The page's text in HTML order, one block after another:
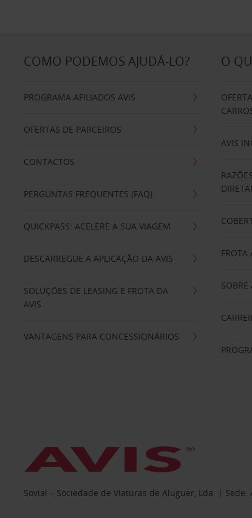
COMO PODEMOS AJUDÁ-LO?
PROGRAMA AFILIADOS AVIS
OFERTAS DE PARCEIROS
CONTACTOS
PERGUNTAS FREQUENTES (FAQ)
QUICKPASS: ACELERE A SUA VIAGEM
DESCARREGUE A APLICAÇÃO DA AVIS
SOLUÇÕES DE LEASING E FROTA DA
AVIS
VANTAGENS PARA CONCESSIONÁRIOS
O
AVIS
FROTA
SOBRE
Sovial – Sociedade de Viaturas de Aluguer, Lda. | Sede: